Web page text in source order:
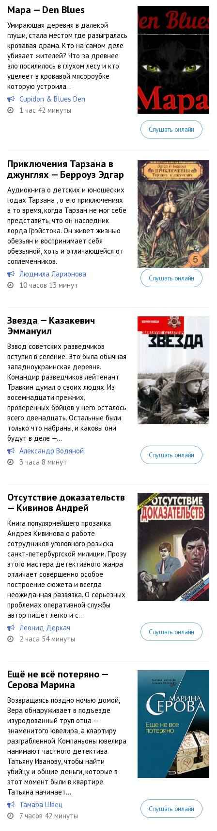
Мара — Den Blues
Умирающая деревня в далекой
глуши, стала местом где разыгралась
кровавая драма. Кто на самом деле
убивает жителей? Что за древнее
зло посилилось в глухом лесу и кто
уцелеет в кровавой мясороубке
которую устроила…
Cupidon & Blues Den
1 час 42 минуты
Слушать онлайн
Приключения Тарзана в
джунглях — Берроуз Эдгар
Аудиокнига о детских и юношеских
годах Тарзана , о его приключениях
в то время, когда Тарзан не мог себе
представить, что он наследник
лорда Грэйстока. Он живет жизнью
обезьян и воспринимает себя
обезьяной, хоть и отличающейся от
соплеменников.
Людмила Ларионова
10 часов 13 минут
Слушать онлайн
Звезда — Казакевич
Эммануил
Взвод советских разведчиков
вступил в селение. Это была обычная
западноукраинская деревня.
Командир разведчиков лейтенант
Травкин думал о своих людях. Из
восемнадцати прежних,
проверенных бойцов у него осталось
всего двенадцать. Остальные были
только что набраны, и каковы они
будут в деле —...
Александр Водяной
3 часа 8 минут
Слушать онлайн
Отсутствие доказательств
— Кивинов Андрей
Kнига популярнейшего прозаика
Андрея Кивинова о работе
сотрудников уголовного розыска
санкт-петербургской милиции. Прозу
этого мастера детективного жанра
отличает совершенно особое
построение сюжета и всегда
неожиданная развязка. О серьезных
проблемах оперативной службы
автор пишет легко и с...
Леонид Деркач
2 часа 54 минуты
Слушать онлайн
Ещё не всё потеряно —
Серова Марина
Возвращаясь поздно ночью домой,
Вера обнаруживает в подъезде
изуродованный труп отца —
знаменитого ювелира, а квартиру
разграбленной. Компаньоны ювелира
нанимают частного детектива
Татьяну Иванову, чтобы найти
убийцу и общие деньги, которые в
этот момент были в квартире.
Татьяна начинает...
Тамара Швец
7 часов 42 минуты
Слушать онлайн